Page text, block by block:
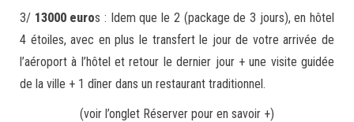
3/ 13000 euros : Idem que le 2 (package de 3 jours), en hôtel
4 étoiles, avec en plus le transfert le jour de votre arrivée de
l’aéroport à l’hôtel et retour le dernier jour + une visite guidée
de la ville + 1 dîner dans un restaurant traditionnel.
(voir l’onglet Réserver pour en savoir +)